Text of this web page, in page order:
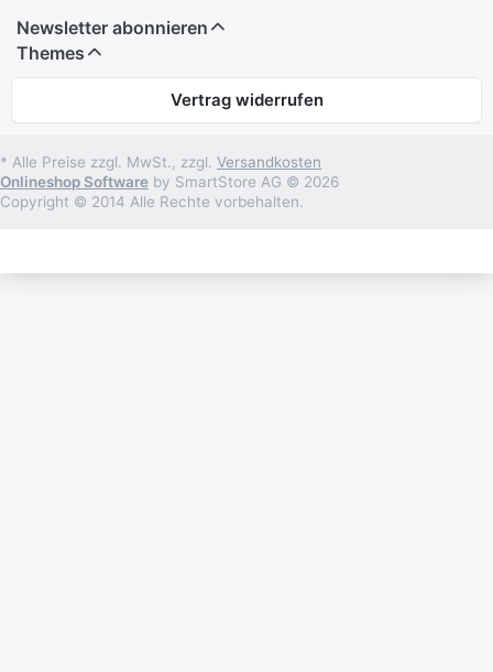
Newsletter abonnieren
Themes
Vertrag widerrufen
* Alle Preise zzgl. MwSt., zzgl. Versandkosten
Onlineshop Software by SmartStore AG © 2026
Copyright © 2014 Alle Rechte vorbehalten.